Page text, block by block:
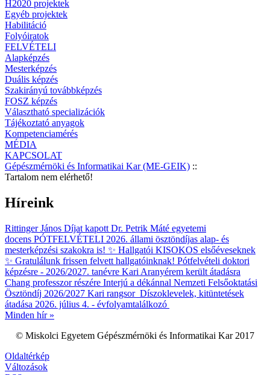
H2020 projektek
Egyéb projektek
Habilitáció
Folyóiratok
FELVÉTELI
Alapképzés
Mesterképzés
Duális képzés
Szakirányú továbbképzés
FOSZ képzés
Választható specializációk
Tájékoztató anyagok
Kompetenciamérés
MÉDIA
KAPCSOLAT
Gépészmérnöki és Informatikai Kar (ME-GEIK) ::
Tartalom nem elérhető!
Híreink
Rittinger János Díjat kapott Dr. Petrik Máté egyetemi
docens PÓTFELVÉTELI 2026. állami ösztöndíjas alap- és
mesterképzési szakokra is! ✨ Hallgatói KISOKOS elsőéveseknek
✨ Gratulálunk frissen felvett hallgatóinknak! Pótfelvételi doktori
képzésre - 2026/2027. tanévre Kari Aranyérem került átadásra
Chang professzor részére Interjú a dékánnal Nemzeti Felsőoktatási
Ösztöndíj 2026/2027 Kari rangsor Díszoklevelek, kitüntetések
átadása 2026. július 4. - évfolyamtalálkozó
Minden hír »
© Miskolci Egyetem Gépészmérnöki és Informatikai Kar 2017
Oldaltérkép
Változások